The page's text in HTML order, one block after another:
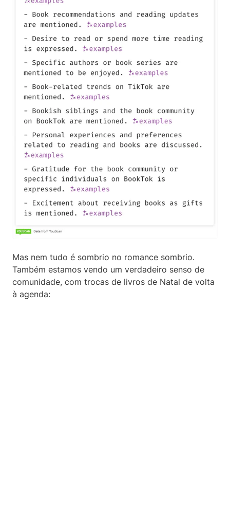
Mas nem tudo é sombrio no romance sombrio.
Também estamos vendo um verdadeiro senso de
comunidade, com trocas de livros de Natal de volta
à agenda: